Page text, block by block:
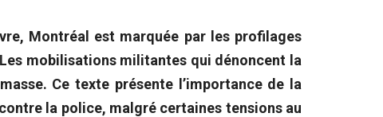
Montréal est marquée par les profilages
mobilisations militantes qui dénoncent la
Ce texte présente l’importance de la
la police, malgré certaines tensions au